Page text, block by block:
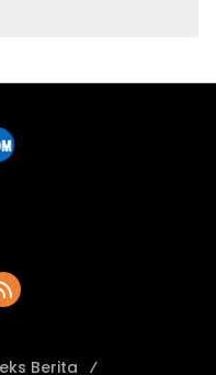
Berita